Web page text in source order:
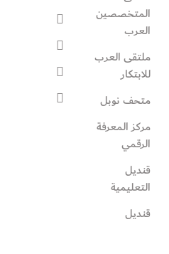
المتخصصين
العرب
ملتقى العرب
للابتكار
متحف نوبل
مركز المعرفة
الرقمي
قنديل
التعليمية
قنديل